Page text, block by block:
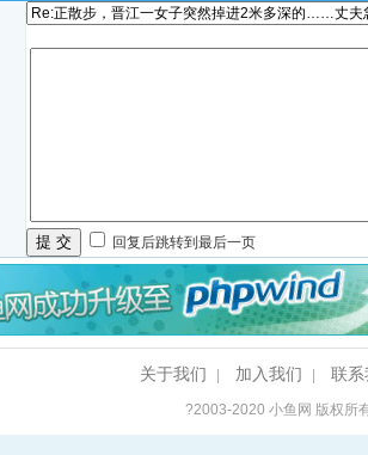
提 交 回复后跳转到最后一页
关于我们 加入我们 联系
?2003-2020小鱼网 版权所